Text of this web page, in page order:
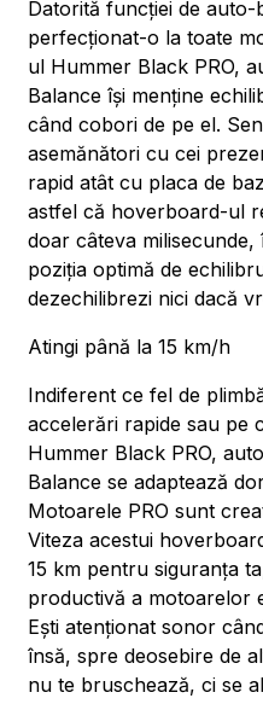
Datorită funcției de auto-
perfecționat-o la toate
ul Hummer Black PRO,
Balance își menține
când cobori de pe el.
asemănători cu cei
rapid atât cu placa de
astfel că hoverboard-ul
doar câteva
poziția optimă de
dezechilibrezi nici dacă
Atingi până la 15 km/h
Indiferent ce fel de
accelerări rapide sau pe
Hummer Black PRO,
Balance se adaptează
Motoarele PRO sunt
Viteza acestui
15 km pentru siguranța
productivă a motoarelor
Ești atenționat sonor
însă, spre deosebire de
nu te bruschează, ci se